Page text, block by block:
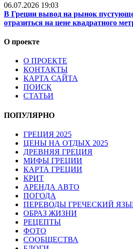
06.07.2026 19:03
В Греции вывод на рынок
отразиться на цене квадратного
О проекте
О ПРОЕКТЕ
КОНТАКТЫ
КАРТА САЙТА
ПОИСК
СТАТЬИ
ПОПУЛЯРНО
ГРЕЦИЯ 2025
ЦЕНЫ НА ОТДЫХ 2025
ДРЕВНЯЯ ГРЕЦИЯ
МИФЫ ГРЕЦИИ
КАРТА ГРЕЦИИ
КРИТ
АРЕНДА АВТО
ПОГОДА
ПЕРЕВОДЫ ГРЕЧЕСКИЙ
ОБРАЗ ЖИЗНИ
РЕЦЕПТЫ
ФОТО
СООБЩЕСТВА